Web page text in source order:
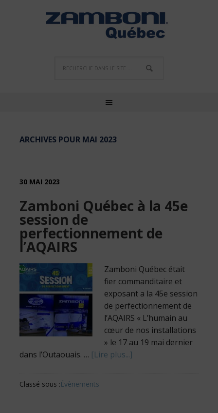
ARCHIVES POUR MAI 2023
30 MAI 2023
Zamboni Québec à la 45e
session de
perfectionnement de
l’AQAIRS
Zamboni Québec était
fier commanditaire et
exposant a la 45e session
de perfectionnement de
l’AQAIRS « L’humain au
cœur de nos installations
» le 17 au 19 mai dernier
dans l’Outaouais. … [Lire plus...]
Classé sous :Évènements